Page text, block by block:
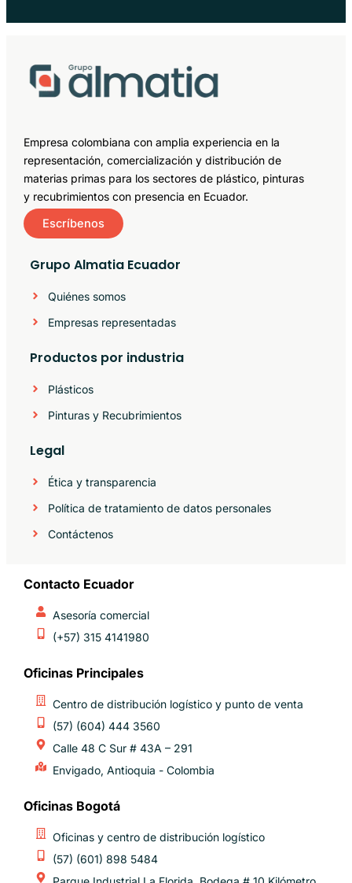
Empresa colombiana con amplia experiencia en la
representación, comercialización y distribución de
materias primas para los sectores de plástico, pinturas
y recubrimientos con presencia en Ecuador.
Escríbenos
Grupo Almatia Ecuador
Quiénes somos
Empresas representadas
Productos por industria
Plásticos
Pinturas y Recubrimientos
Legal
Ética y transparencia
Política de tratamiento de datos personales
Contáctenos
Contacto Ecuador
Asesoría comercial
(+57) 315 4141980
Oficinas Principales
Centro de distribución logístico y punto de venta
(57) (604) 444 3560
Calle 48 C Sur # 43A – 291
Envigado, Antioquia - Colombia
Oficinas Bogotá
Oficinas y centro de distribución logístico
(57) (601) 898 5484